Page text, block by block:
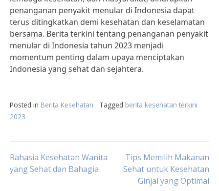
penanganan penyakit menular di Indonesia dapat
terus ditingkatkan demi kesehatan dan keselamatan
bersama. Berita terkini tentang penanganan penyakit
menular di Indonesia tahun 2023 menjadi
momentum penting dalam upaya menciptakan
Indonesia yang sehat dan sejahtera.
Posted in Berita Kesehatan Tagged berita kesehatan terkini
2023
Post
Rahasia Kesehatan Wanita
yang Sehat dan Bahagia
Tips Memilih Makanan
Sehat untuk Kesehatan
Ginjal yang Optimal